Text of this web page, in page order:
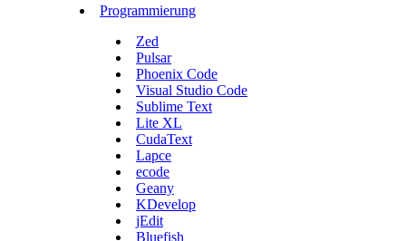
Programmierung
Zed
Pulsar
Phoenix Code
Visual Studio Code
Sublime Text
Lite XL
CudaText
Lapce
ecode
Geany
KDevelop
jEdit
Bluefish